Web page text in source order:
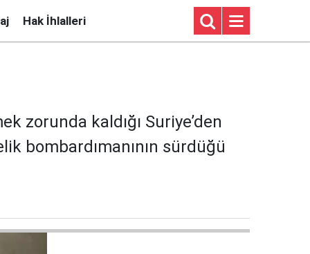
Hak İhlalleri
zorunda kaldığı Suriye’den
bombardımanının sürdüğü